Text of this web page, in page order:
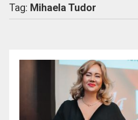
Tag: Mihaela Tudor